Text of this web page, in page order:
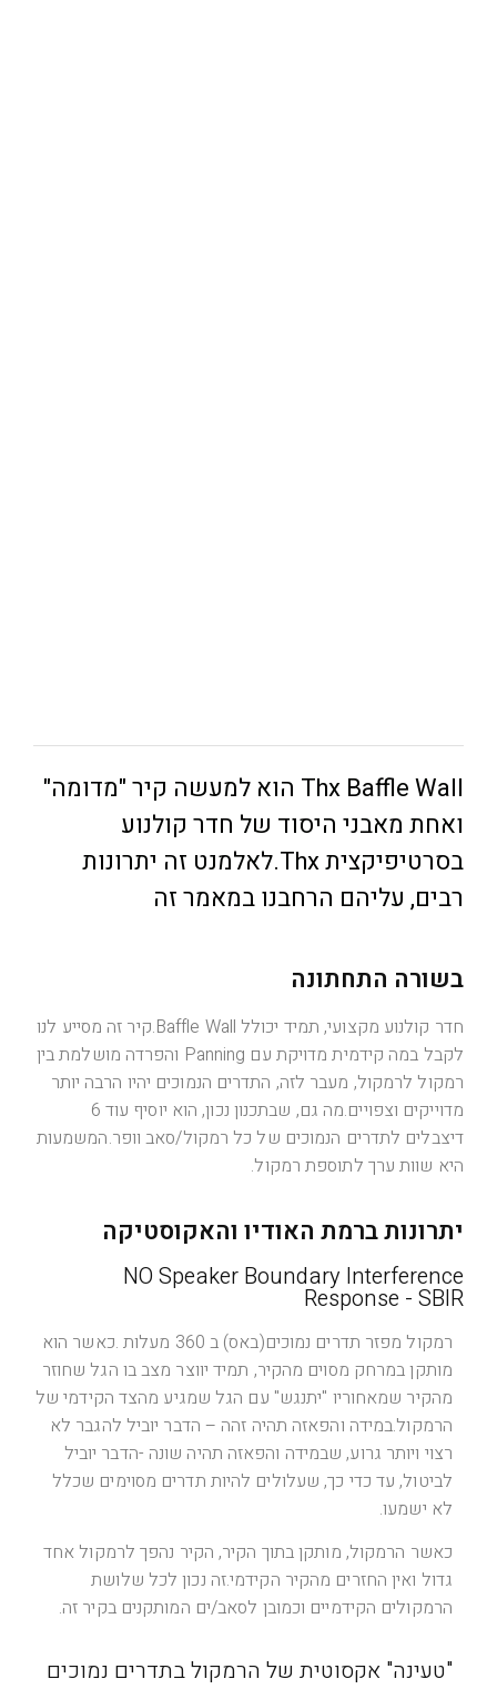
Thx Baffle Wall הוא למעשה קיר "מדומה"
ואחת מאבני היסוד של חדר קולנוע
בסרטיפיקצית Thx.לאלמנט זה יתרונות
רבים, עליהם הרחבנו במאמר זה
בשורה התחתונה
חדר קולנוע מקצועי, תמיד יכולל Baffle Wall.קיר זה מסייע לנו
לקבל במה קידמית מדויקת עם Panning והפרדה מושלמת בין
רמקול לרמקול, מעבר לזה, התדרים הנמוכים יהיו הרבה יותר
מדוייקים וצפויים.מה גם, שבתכנון נכון, הוא יוסיף עוד 6
דיצבלים לתדרים הנמוכים של כל רמקול/סאב וופר.המשמעות
היא שוות ערך לתוספת רמקול.
יתרונות ברמת האודיו והאקוסטיקה
NO Speaker Boundary Interference
Response - SBIR
רמקול מפזר תדרים נמוכים(באס) ב 360 מעלות .כאשר הוא
מותקן במרחק מסוים מהקיר, תמיד יווצר מצב בו הגל שחוזר
מהקיר שמאחוריו "יתנגש" עם הגל שמגיע מהצד הקידמי של
הרמקול.במידה והפאזה תהיה זהה – הדבר יוביל להגבר לא
רצוי ויותר גרוע, שבמידה והפאזה תהיה שונה -הדבר יוביל
לביטול, עד כדי כך, שעלולים להיות תדרים מסוימים שכלל
לא ישמעו.
כאשר הרמקול, מותקן בתוך הקיר, הקיר נהפך לרמקול אחד
גדול ואין החזרים מהקיר הקידמי.זה נכון לכל שלושת
הרמקולים הקידמיים וכמובן לסאב/ים המותקנים בקיר זה.
"טעינה" אקסוטית של הרמקול בתדרים נמוכים